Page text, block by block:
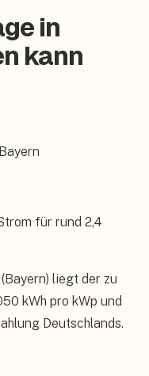
in
kann
Bayern
für rund 2,4
liegt der zu
kWh pro kWp und
Deutschlands.